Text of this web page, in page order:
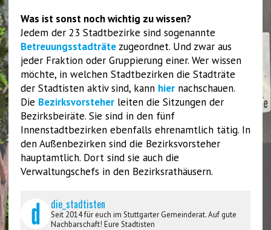
Was ist sonst noch wichtig zu wissen?
Jedem der 23 Stadtbezirke sind sogenannte
Betreuungsstadträtezugeordnet. Und zwar aus
jeder Fraktion oder Gruppierung einer. Wer wissen
möchte, in welchen Stadtbezirken die Stadträte
der Stadtisten aktiv sind, kann hiernachschauen.
Die Bezirksvorsteherleiten die Sitzungen der
Bezirksbeiräte. Sie sind in den fünf
Innenstadtbezirken ebenfalls ehrenamtlich tätig. In
den Außenbezirken sind die Bezirksvorsteher
hauptamtlich. Dort sind sie auch die
Verwaltungschefs in den Bezirksrathäusern.
die_stadtisten
Seit 2014 für euch im Stuttgarter Gemeinderat. Auf gute
Nachbarschaft! Eure Stadtisten